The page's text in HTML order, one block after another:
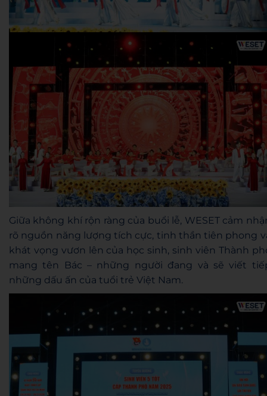
Giữa không khí rộn ràng của buổi lễ, WESET cảm
rõ nguồn năng lượng tích cực, tinh thần tiên phong
khát vọng vươn lên của học sinh, sinh viên Thành
mang tên Bác – những người đang và sẽ viết
những dấu ấn của tuổi trẻ Việt Nam.